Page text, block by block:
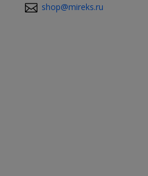
shop@mireks.ru